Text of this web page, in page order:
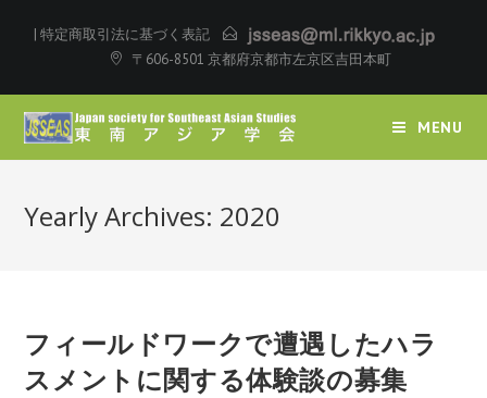
| 特定商取引法に基づく表記
〒606-8501 京都府京都市左京区吉田本町
MENU
Yearly Archives: 2020
フィールドワークで遭遇したハラ
スメントに関する体験談の募集